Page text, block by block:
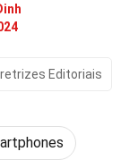
Editoriais